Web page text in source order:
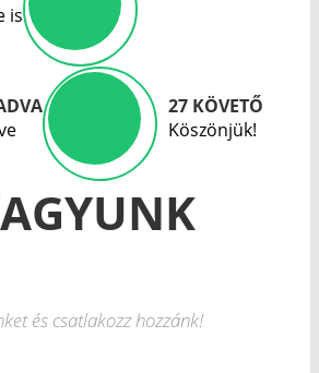
is
27 KÖVETŐ
Köszönjük!
és csatlakozz hozzánk!